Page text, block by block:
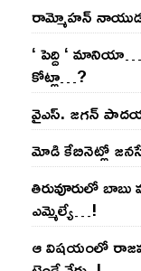
రామ్మోహ‌న్
‘ పెద్ది ‘
కోట్లా…?
వైఎస్‌. జ‌గ‌న్
మోడి కేబినెట్లో
తిరువూరులో
ఎమ్మెల్యే…!
ఆ విష‌యంలో